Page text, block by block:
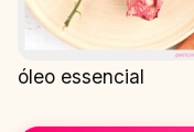
óleo essencial